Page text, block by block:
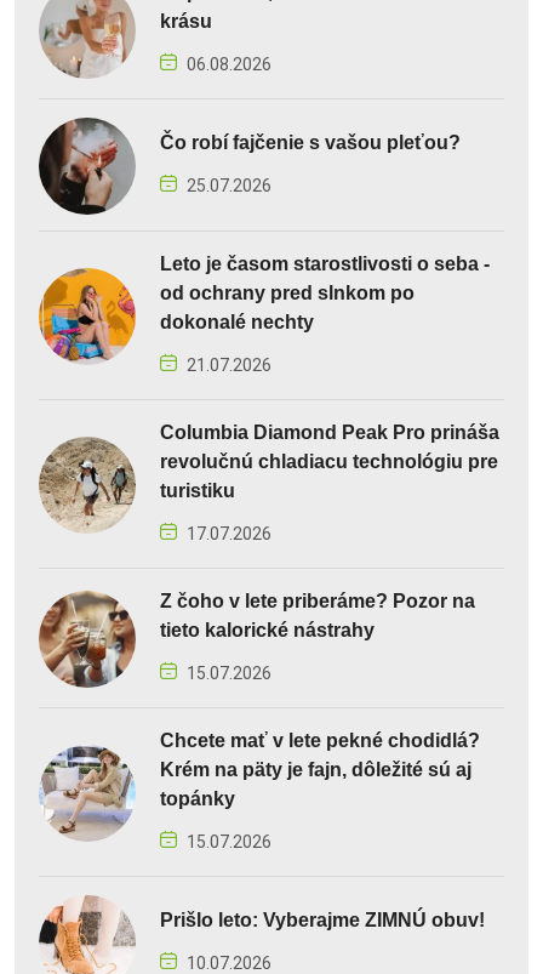
krásu
06.08.2026
Čo robí fajčenie s vašou pleťou?
25.07.2026
Leto je časom starostlivosti o seba -
od ochrany pred slnkom po
dokonalé nechty
21.07.2026
Columbia Diamond Peak Pro prináša
revolučnú chladiacu technológiu pre
turistiku
17.07.2026
Z čoho v lete priberáme? Pozor na
tieto kalorické nástrahy
15.07.2026
Chcete mať v lete pekné chodidlá?
Krém na päty je fajn, dôležité sú aj
topánky
15.07.2026
Prišlo leto: Vyberajme ZIMNÚ obuv!
10.07.2026